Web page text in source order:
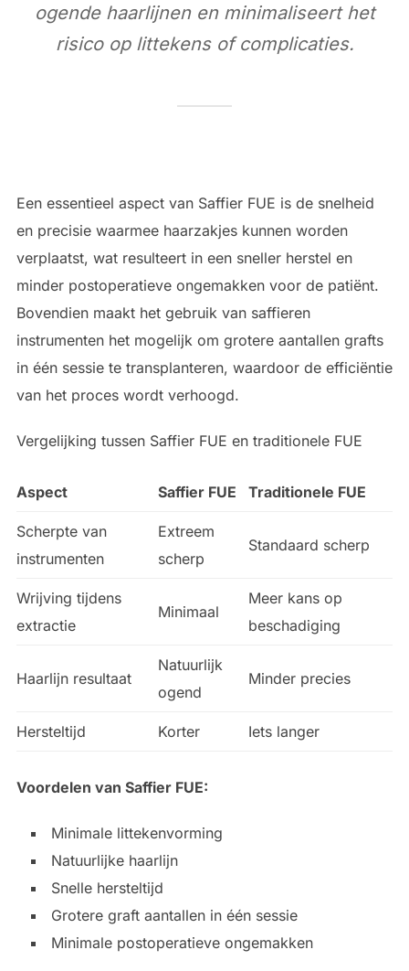
ogende haarlijnen en minimaliseert het
risico op littekens of complicaties.
Een essentieel aspect van Saffier FUE is de snelheid
en precisie waarmee haarzakjes kunnen worden
verplaatst, wat resulteert in een sneller herstel en
minder postoperatieve ongemakken voor de patiënt.
Bovendien maakt het gebruik van saffieren
instrumenten het mogelijk om grotere aantallen grafts
in één sessie te transplanteren, waardoor de efficiëntie
van het proces wordt verhoogd.
Vergelijking tussen Saffier FUE en traditionele FUE
Aspect Saffier FUE Traditionele FUE
Scherpte van
instrumenten
Extreem
scherp
Standaard scherp
Wrijving tijdens
extractie
Minimaal
Meer kans op
beschadiging
Haarlijn resultaat
Natuurlijk
ogend
Minder precies
Hersteltijd Korter Iets langer
Voordelen van Saffier FUE:
Minimale littekenvorming
Natuurlijke haarlijn
Snelle hersteltijd
Grotere graft aantallen in één sessie
Minimale postoperatieve ongemakken